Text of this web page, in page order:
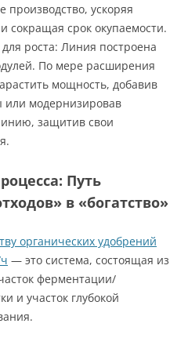
производство, ускоряя
сокращая срок окупаемости.
роста: Линия построена
По мере расширения
мощность, добавив
модернизировав
защитив свои
Путь
в «богатство»
органических удобрений
— это система, состоящая из
ферментации/
и участок глубокой